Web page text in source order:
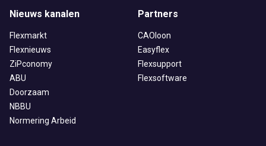
Nieuws kanalen
Flexmarkt
Flexnieuws
ZiPconomy
ABU
Doorzaam
NBBU
Normering Arbeid
Partners
CAOloon
Easyflex
Flexsupport
Flexsoftware